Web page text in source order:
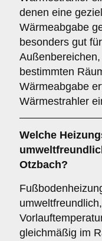
denen eine
Wärmeabgabe
besonders gut
bestimmten
Wärmeabgabe
Wärmestrahler
Welche
Otzbach?
gleichmäßig im